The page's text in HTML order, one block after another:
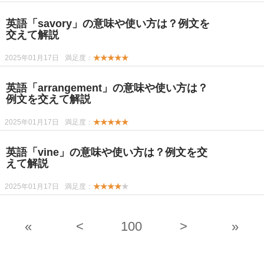
英語「savory」の意味や使い方は？例文を
交えて解説
2025年01月17日 満足度： ★★★★★
英語「arrangement」の意味や使い方は？
例文を交えて解説
2025年01月17日 満足度： ★★★★★
英語「vine」の意味や使い方は？例文を交
えて解説
2025年01月17日 満足度： ★★★★★
« < 100 > »